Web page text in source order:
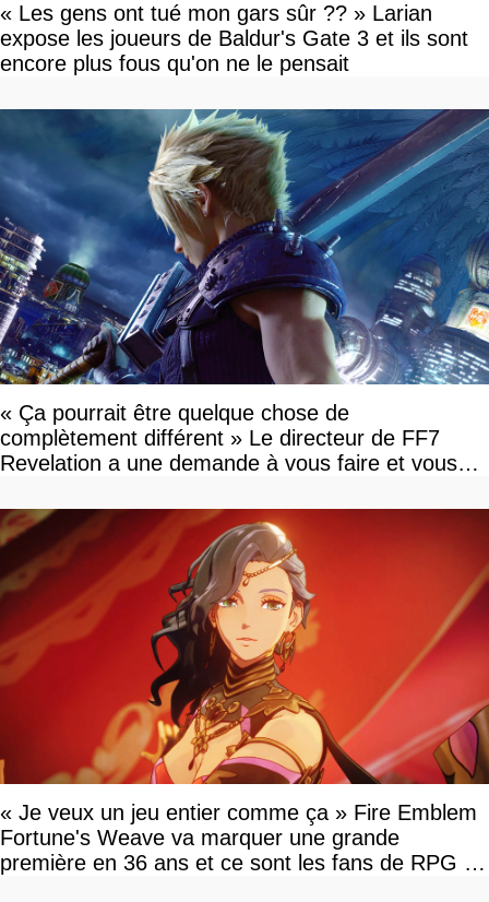
« Les gens ont tué mon gars sûr ?? » Larian
expose les joueurs de Baldur's Gate 3 et ils sont
encore plus fous qu'on ne le pensait
« Ça pourrait être quelque chose de
complètement différent » Le directeur de FF7
Revelation a une demande à vous faire et vous
« Je veux un jeu entier comme ça » Fire Emblem
Fortune's Weave va marquer une grande
première en 36 ans et ce sont les fans de RPG en